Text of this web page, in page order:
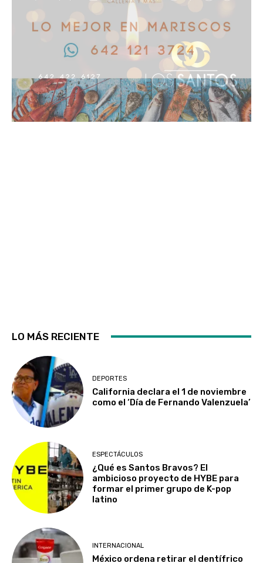
LO MÁS RECIENTE
DEPORTES
California declara el 1 de noviembre
como el ‘Día de Fernando Valenzuela’
ESPECTÁCULOS
¿Qué es Santos Bravos? El
ambicioso proyecto de HYBE para
formar el primer grupo de K-pop
latino
INTERNACIONAL
México ordena retirar el dentífrico